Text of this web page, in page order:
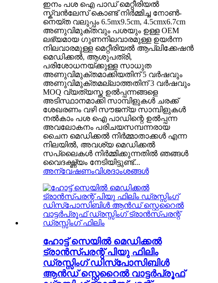
ഇനം പശ ഐ പാഡ് മെറ്റീരിയൽ
സ്ക്വൻലേസ് കൊണ്ട് നിർമ്മിച്ച നോൺ-
നെയ്ത വലുപ്പം 6.5mx9.5cm, 4.5cmx6.7cm
അണുവിമുക്തവും പശയും ഉള്ള OEM
ലഭ്യമായ ഗുണനിലവാരമുള്ള ഉയർന്ന
നിലവാരമുള്ള മെറ്റീരിയൽ ആപ്ലിക്കേഷൻ
മെഡിക്കൽ, ആശുപത്രി,
പരിശോധനയ്ക്കുള്ള സാധുത
അണുവിമുക്തമാക്കിയതിന് 5 വർഷവും
അണുവിമുക്തമല്ലാത്തതിന് 3 വർഷവും
MOQ വ്യത്യസ്ത ഉൽപ്പന്നങ്ങളെ
അടിസ്ഥാനമാക്കി സാമ്പിളുകൾ ചരക്ക്
ശേഖരണം വഴി സൗജന്യ സാമ്പിളുകൾ
നൽകാം പശ ഐ പാഡിന്റെ ഉൽപ്പന്ന
അവലോകനം പരിചയസമ്പന്നരായ
ചൈന മെഡിക്കൽ നിർമ്മാതാക്കൾ എന്ന
നിലയിൽ, അവശ്യ മെഡിക്കൽ
സപ്ലൈകൾ നിർമ്മിക്കുന്നതിൽ ഞങ്ങൾ
വൈദഗ്ദ്ധ്യം നേടിയിട്ടുണ്ട്...
അന്വേഷണംവിശദാംശങ്ങൾ
ഹോട്ട് സെയിൽ മെഡിക്കൽ
ട്രാൻസ്പരന്റ് പിയു ഫിലിം
ഡ്രസ്സിംഗ് ഡിസ്പോസിബിൾ
ആൻഡ് സ്റ്റെറൈൽ വാട്ടർപ്രൂഫ്